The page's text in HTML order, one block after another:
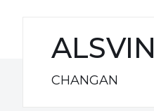
ALSVIN
CHANGAN